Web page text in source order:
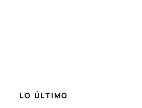
LO ÚLTIMO